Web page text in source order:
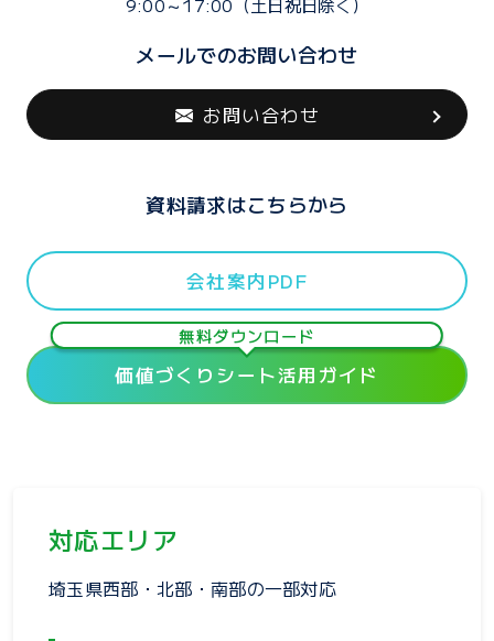
メールでのお問い合わせ
お問い合わせ
資料請求はこちらから
会社案内PDF
無料ダウンロード
価値づくりシート活用ガイド
対応エリア
埼玉県西部・北部・南部の一部対応